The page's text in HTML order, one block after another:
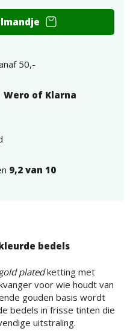
50,-
Wero of Klarna
9,2 van 10
bedels
platedketting met
voor wie houdt van
gouden basis wordt
bedels in frisse tinten die
uitstraling.